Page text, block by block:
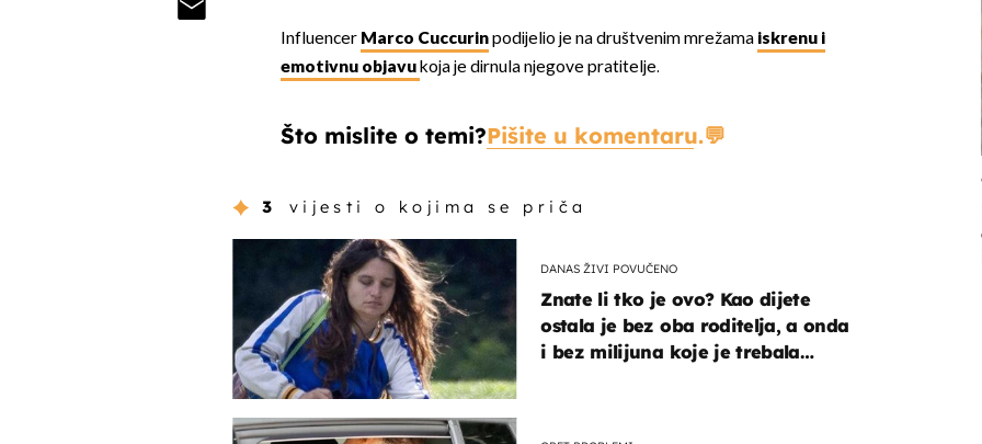
Influencer Marco Cuccurinpodijelio je na društvenim mrežama iskrenu i
emotivnu objavukoja je dirnula njegove pratitelje.
Što mislite o temi?Pišite u komentaru.
3 vijesti o kojima se priča
DANAS ŽIVI POVUČENO
Znate li tko je ovo? Kao dijete
ostala je bez oba roditelja, a onda
i bez milijuna koje je trebala